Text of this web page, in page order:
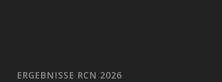
ERGEBNISSE RCN 2026